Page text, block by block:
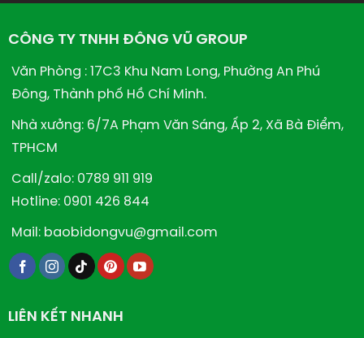
CÔNG TY TNHH ĐÔNG VŨ GROUP
Văn Phòng : 17C3 Khu Nam Long, Phường An Phú
Đông, Thành phố Hồ Chí Minh.
Nhà xưởng: 6/7A Phạm Văn Sáng, Ấp 2, Xã Bà Điểm,
TPHCM
Call/zalo: 0789 911 919
Hotline: 0901 426 844
Mail: baobidongvu@gmail.com
LIÊN KẾT NHANH